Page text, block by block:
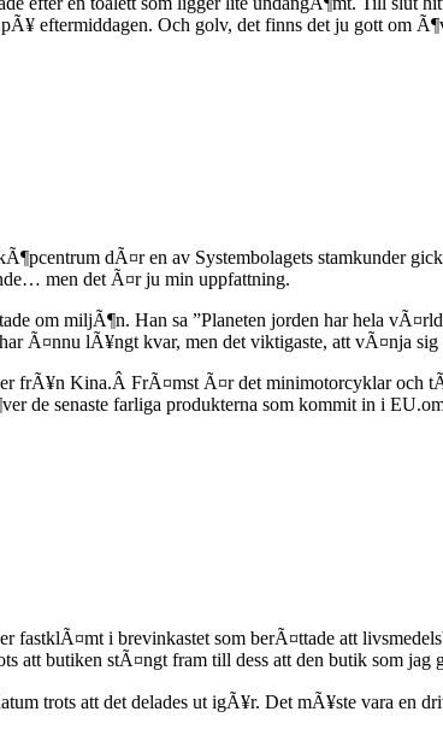
eftermiddagen. Och golv, det finns det ju gott om
dÃ¤r en av Systembolagets stamkunder
men det Ã¤r ju min uppfattning.
om miljÃ¶n. Han sa ”Planeten jorden har hela
Ã¤nnu lÃ¥ngt kvar, men det viktigaste, att vÃ¤nja
frÃ¥n Kina.Â FrÃ¤mst Ã¤r det minimotorcyklar och
de senaste farliga produkterna som kommit in i
fastklÃ¤mt i brevinkastet som berÃ¤ttade att
att butiken stÃ¤ngt fram till dess att den butik som
trots att det delades ut igÃ¥r. Det mÃ¥ste vara en